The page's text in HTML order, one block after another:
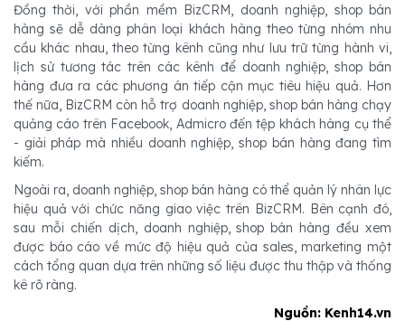
Đồng thời, với phần mềm BizCRM, doanh nghiệp, shop bán
hàng sẽ dễ dàng phân loại khách hàng theo từng nhóm nhu
cầu khác nhau, theo từng kênh cũng như lưu trữ từng hành vi,
lịch sử tương tác trên các kênh để doanh nghiệp, shop bán
hàng đưa ra các phương án tiếp cận mục tiêu hiệu quả. Hơn
thế nữa, BizCRM còn hỗ trợ doanh nghiệp, shop bán hàng chạy
quảng cáo trên Facebook, Admicro đến tệp khách hàng cụ thể
- giải pháp mà nhiều doanh nghiệp, shop bán hàng đang tìm
kiếm.
Ngoài ra, doanh nghiệp, shop bán hàng có thể quản lý nhân lực
hiệu quả với chức năng giao việc trên BizCRM. Bên cạnh đó,
sau mỗi chiến dịch, doanh nghiệp, shop bán hàng đều xem
được báo cáo về mức độ hiệu quả của sales, marketing một
cách tổng quan dựa trên những số liệu được thu thập và thống
kê rõ ràng.
Nguồn: Kenh14.vn